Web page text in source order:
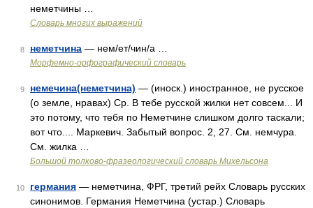
неметчины …
Словарь многих выражений
8 неметчина — нем/ет/чин/а …
Морфемно-орфографический словарь
9 немечина(неметчина) — (иноск.) иностранное, не русское
(о земле, нравах) Ср. В тебе русской жилки нет совсем... И
это потому, что тебя по Неметчине слишком долго таскали;
вот что.... Маркевич. Забытый вопрос. 2, 27. См. немчура.
См. жилка …
Большой толково-фразеологический словарь Михельсона
10 германия — неметчина, ФРГ, третий рейх Словарь русских
синонимов. Германия Неметчина (устар.) Словарь